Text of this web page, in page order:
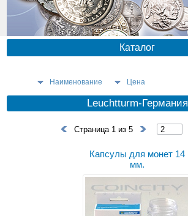
Каталог
Наименование Цена
Leuchtturm-Германия
Страница 1 из 5
Капсулы для монет 14
мм.